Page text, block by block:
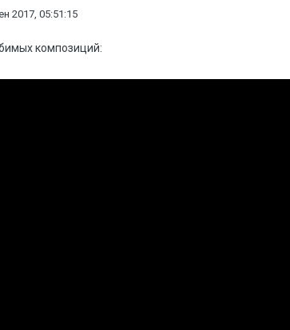
2017, 05:51:15
композиций: